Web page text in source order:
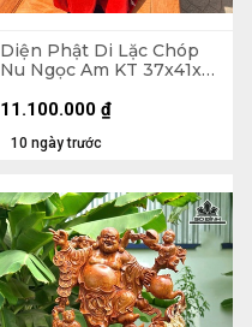
Diện Phật Di Lặc Chóp
Nu Ngọc Am KT 37x41x7
10 ngày trước
11.100.000 ₫